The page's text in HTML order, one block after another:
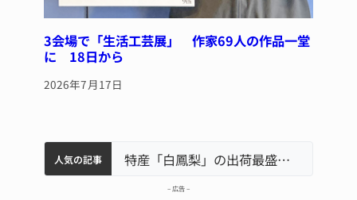
3会場で「生活工芸展」 作家69人の作品一堂
に 18日から
2026年7月17日
人気の記事
名張市水道料金47％値上げへ 答申案、審議会で大筋まとまる
中学校の陶壁モニュメント 地元建設会社がボランティアで清掃 伊賀名張市立病院のDMAT、熊本地震の被災地へ 能登以来3回目の派遣 特産「白鳳梨」の出荷最盛期 直売所にぎわう 伊賀
– 広告 –